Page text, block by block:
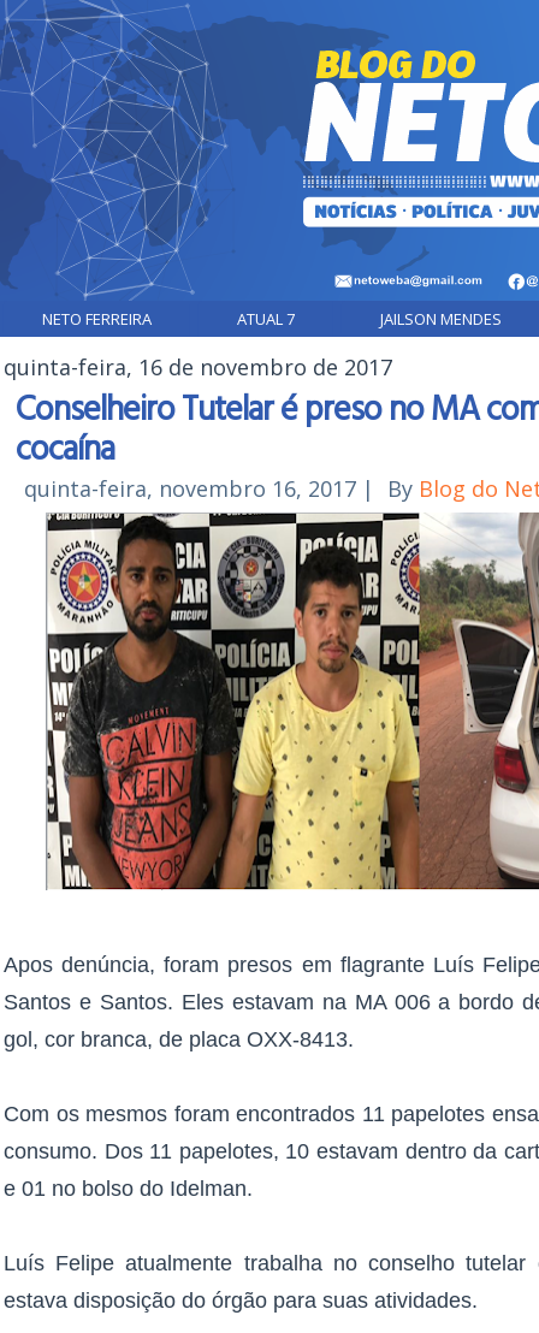
NETO FERREIRA ATUAL 7 JAILSON MENDES
quinta-feira, 16 de novembro de 2017
Conselheiro Tutelar é preso no MA
cocaína
quinta-feira, novembro 16, 2017 | By Blog do
Apos denúncia, foram presos em flagrante Luís
Santos e Santos. Eles estavam na MA 006 a bordo
gol, cor branca, de placa OXX-8413.
Com os mesmos foram encontrados 11 papelotes
consumo. Dos 11 papelotes, 10 estavam dentro da
e 01 no bolso do Idelman.
Luís Felipe atualmente trabalha no conselho
estava disposição do órgão para suas atividades.